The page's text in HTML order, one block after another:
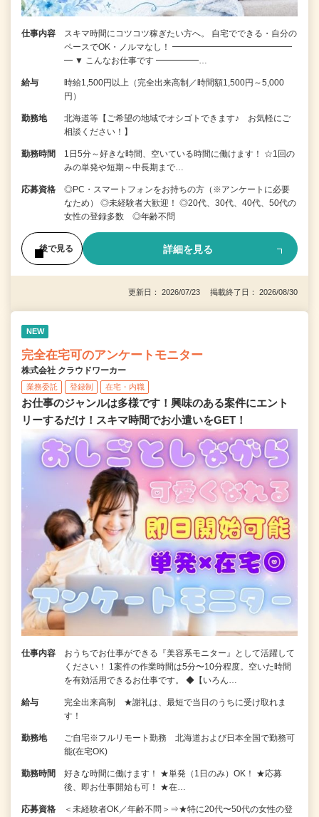
仕事内容
スキマ時間にコツコツ稼ぎたい方へ。 自宅でできる・自分の
ペースでOK・ノルマなし！ ━━━━━━━━━━━━━━
━ ▼ こんなお仕事です ━━━━━…
給与
時給1,500円以上（完全出来高制／時間額1,500円～5,000
円）
勤務地
北海道等【ご希望の地域でオシゴトできます♪ お気軽にご
相談ください！】
勤務時間
1日5分～好きな時間、空いている時間に働けます！ ☆1回の
みの単発や短期～中長期まで…
応募資格
◎PC・スマートフォンをお持ちの方（※アンケートに必要
なため） ◎未経験者大歓迎！ ◎20代、30代、40代、50代の
女性の登録多数 ◎年齢不問
後で見る 詳細を見る
更新日： 2026/07/23 掲載終了日： 2026/08/30
NEW
完全在宅可のアンケートモニター
株式会社 クラウドワーカー
業務委託 登録制 在宅・内職
お仕事のジャンルは多様です！興味のある案件にエント
リーするだけ！スキマ時間でお小遣いをGET！
仕事内容
おうちでお仕事ができる『美容系モニター』として活躍して
ください！ 1案件の作業時間は5分〜10分程度。空いた時間
を有効活用できるお仕事です。 ◆【いろん…
給与
完全出来高制 ★謝礼は、最短で当日のうちに受け取れま
す！
勤務地
ご自宅※フルリモート勤務 北海道および日本全国で勤務可
能(在宅OK)
勤務時間
好きな時間に働けます！ ★単発（1日のみ）OK！ ★応募
後、即お仕事開始も可！ ★在…
応募資格
＜未経験者OK／年齢不問＞⇒★特に20代〜50代の女性の登